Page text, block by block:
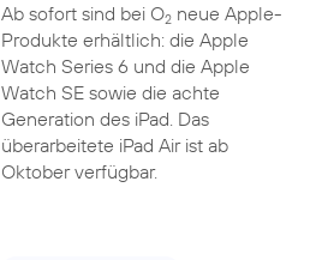
Ab sofort sind bei O2neue Apple-
Produkte erhältlich: die Apple
Watch Series 6 und die Apple
Watch SE sowie die achte
Generation des iPad. Das
überarbeitete iPad Air ist ab
Oktober verfügbar.